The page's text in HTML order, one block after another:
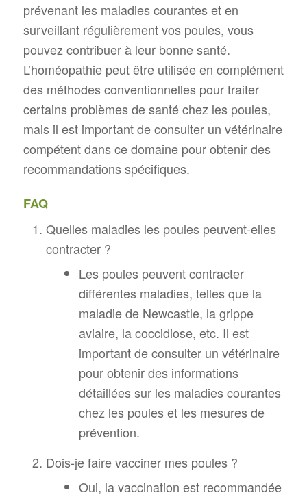
prévenant les maladies courantes et en
surveillant régulièrement vos poules, vous
pouvez contribuer à leur bonne santé.
L’homéopathie peut être utilisée en complément
des méthodes conventionnelles pour traiter
certains problèmes de santé chez les poules,
mais il est important de consulter un vétérinaire
compétent dans ce domaine pour obtenir des
recommandations spécifiques.
FAQ
Quelles maladies les poules peuvent-elles
contracter ?
Les poules peuvent contracter
différentes maladies, telles que la
maladie de Newcastle, la grippe
aviaire, la coccidiose, etc. Il est
important de consulter un vétérinaire
pour obtenir des informations
détaillées sur les maladies courantes
chez les poules et les mesures de
prévention.
Dois-je faire vacciner mes poules ?
Oui, la vaccination est recommandée